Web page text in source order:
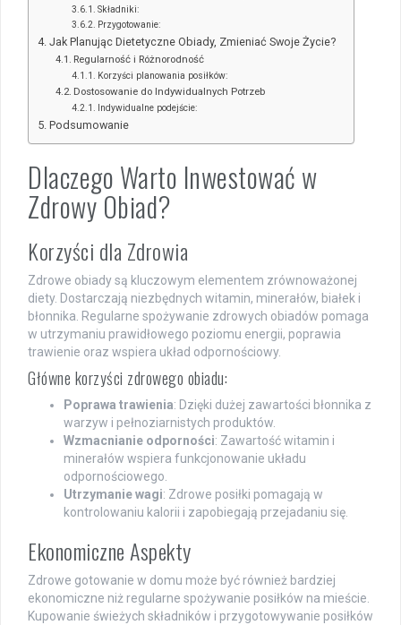
Składniki:
Przygotowanie:
Jak Planując Dietetyczne Obiady, Zmieniać Swoje Życie?
Regularność i Różnorodność
Korzyści planowania posiłków:
Dostosowanie do Indywidualnych Potrzeb
Indywidualne podejście:
Podsumowanie
Dlaczego Warto Inwestować w
Zdrowy Obiad?
Korzyści dla Zdrowia
Zdrowe obiady są kluczowym elementem zrównoważonej
diety. Dostarczają niezbędnych witamin, minerałów, białek i
błonnika. Regularne spożywanie zdrowych obiadów pomaga
w utrzymaniu prawidłowego poziomu energii, poprawia
trawienie oraz wspiera układ odpornościowy.
Główne korzyści zdrowego obiadu:
Poprawa trawienia: Dzięki dużej zawartości błonnika z
warzyw i pełnoziarnistych produktów.
Wzmacnianie odporności: Zawartość witamin i
minerałów wspiera funkcjonowanie układu
odpornościowego.
Utrzymanie wagi: Zdrowe posiłki pomagają w
kontrolowaniu kalorii i zapobiegają przejadaniu się.
Ekonomiczne Aspekty
Zdrowe gotowanie w domu może być również bardziej
ekonomiczne niż regularne spożywanie posiłków na mieście.
Kupowanie świeżych składników i przygotowywanie posiłków